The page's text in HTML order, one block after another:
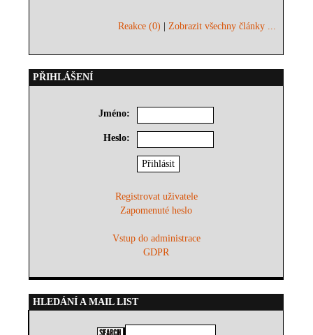
Reakce (0) |Zobrazit všechny články ...
PŘIHLÁŠENÍ
Jméno:
Heslo:
Registrovat uživatele
Zapomenuté heslo
Vstup do administrace
GDPR
HLEDÁNÍ A MAIL LIST